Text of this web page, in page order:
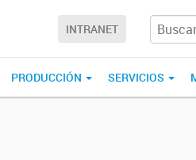
INTRANET
PRODUCCIÓN SERVICIOS